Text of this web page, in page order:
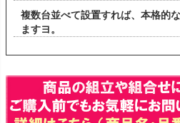
複数台並べて設置すれば、本格的
ますヨ。